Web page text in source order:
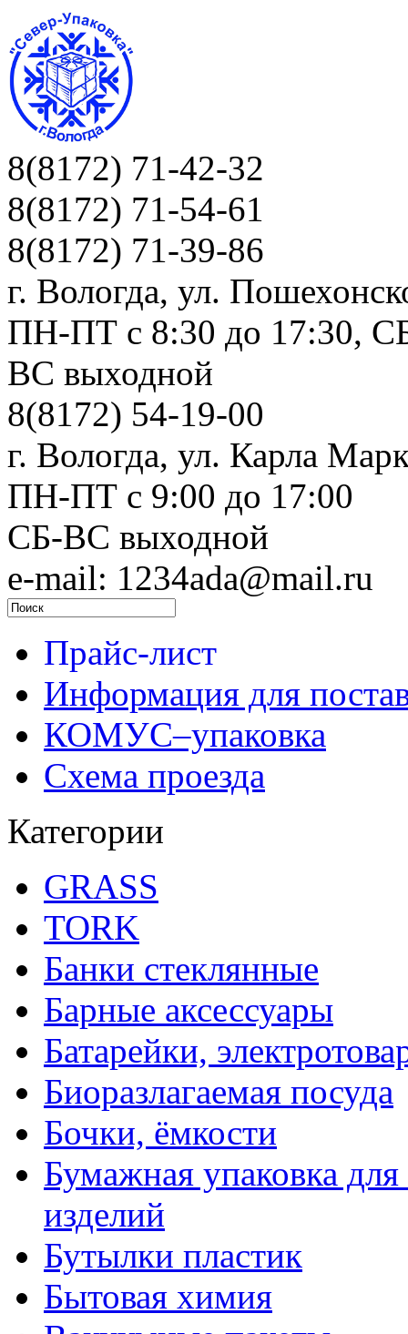
8(8172) 71-42-32
8(8172) 71-54-61
8(8172) 71-39-86
г. Вологда, ул.
ПН-ПТ c 8:30 до 17:30,
ВС выходной
8(8172) 54-19-00
г. Вологда, ул. Карла
ПН-ПТ c 9:00 до 17:00
СБ-ВС выходной
e-mail: 1234ada@mail.ru
Прайс-лист
Информация для
КОМУС–упаковка
Схема проезда
Категории
GRASS
TORK
Банки стеклянные
Барные аксессуары
Батарейки,
Биоразлагаемая посуда
Бочки, ёмкости
Бумажная упаковка
изделий
Бутылки пластик
Бытовая химия